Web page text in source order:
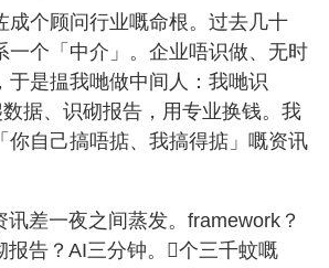
成个顾问行业嘅命根。过去几十
一个「中介」。企业唔识做、无时
于是揾我哋做中间人：我哋识
据、识砌报告，用专业换钱。我
你自己搞唔掂、我搞得掂」嘅资讯
差一夜之间蒸发。framework？
告？AI三分钟。𠮶个三千蚊嘅